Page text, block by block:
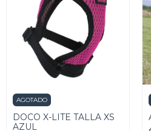
AGOTADO
DOCO X-LITE TALLA XS
AZUL